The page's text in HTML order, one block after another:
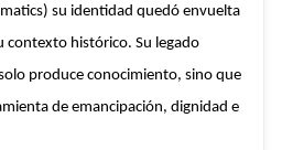
su identidad quedó envuelta
contexto histórico. Su legado
produce conocimiento, sino que
de emancipación, dignidad e